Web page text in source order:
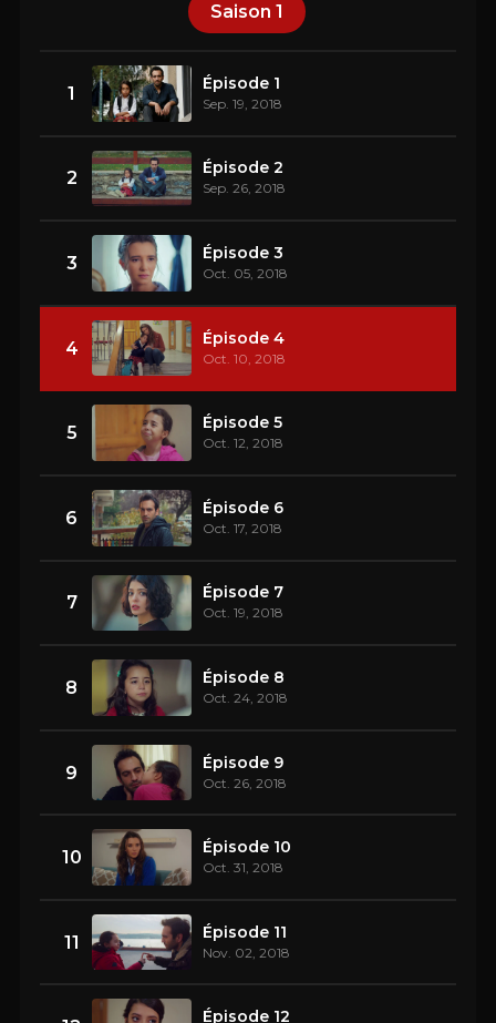
Saison 1
1 Épisode 1
Sep. 19, 2018
2 Épisode 2
Sep. 26, 2018
3 Épisode 3
Oct. 05, 2018
4 Épisode 4
Oct. 10, 2018
5 Épisode 5
Oct. 12, 2018
6 Épisode 6
Oct. 17, 2018
7 Épisode 7
Oct. 19, 2018
8 Épisode 8
Oct. 24, 2018
9 Épisode 9
Oct. 26, 2018
10 Épisode 10
Oct. 31, 2018
11 Épisode 11
Nov. 02, 2018
Épisode 12